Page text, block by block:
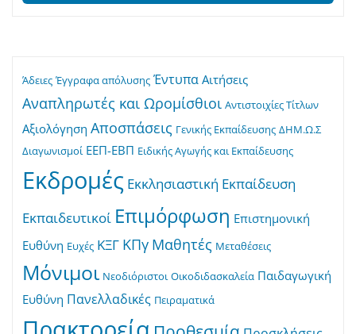
Άδειες Έγγραφα απόλυσης Έντυπα Αιτήσεις
Αναπληρωτές και Ωρομίσθιοι Αντιστοιχίες Τίτλων
Αξιολόγηση Αποσπάσεις Γενικής Εκπαίδευσης ΔΗΜ.Ω.Σ
Διαγωνισμοί ΕΕΠ-ΕΒΠ Ειδικής Αγωγής και Εκπαίδευσης
Εκδρομές Εκκλησιαστική Εκπαίδευση
Εκπαιδευτικοί Επιμόρφωση Επιστημονική
Ευθύνη Ευχές ΚΞΓ ΚΠγ Μαθητές Μεταθέσεις
Μόνιμοι Νεοδιόριστοι Οικοδιδασκαλεία Παιδαγωγική
Ευθύνη Πανελλαδικές Πειραματικά